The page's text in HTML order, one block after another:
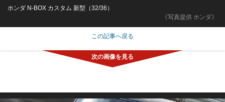
《写真提供 ホンダ》
ホンダ N-BOX カスタム 新型（32/36）
この記事へ戻る